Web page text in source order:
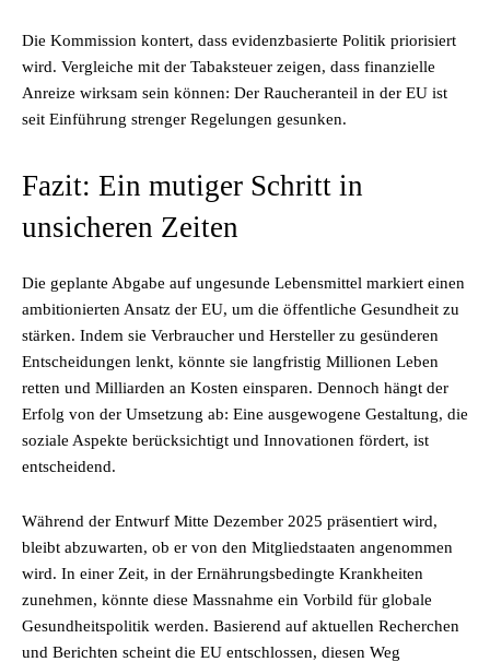
Die Kommission kontert, dass evidenzbasierte Politik priorisiert
wird. Vergleiche mit der Tabaksteuer zeigen, dass finanzielle
Anreize wirksam sein können: Der Raucheranteil in der EU ist
seit Einführung strenger Regelungen gesunken.
Fazit: Ein mutiger Schritt in
unsicheren Zeiten
Die geplante Abgabe auf ungesunde Lebensmittel markiert einen
ambitionierten Ansatz der EU, um die öffentliche Gesundheit zu
stärken. Indem sie Verbraucher und Hersteller zu gesünderen
Entscheidungen lenkt, könnte sie langfristig Millionen Leben
retten und Milliarden an Kosten einsparen. Dennoch hängt der
Erfolg von der Umsetzung ab: Eine ausgewogene Gestaltung, die
soziale Aspekte berücksichtigt und Innovationen fördert, ist
entscheidend.
Während der Entwurf Mitte Dezember 2025 präsentiert wird,
bleibt abzuwarten, ob er von den Mitgliedstaaten angenommen
wird. In einer Zeit, in der Ernährungsbedingte Krankheiten
zunehmen, könnte diese Massnahme ein Vorbild für globale
Gesundheitspolitik werden. Basierend auf aktuellen Recherchen
und Berichten scheint die EU entschlossen, diesen Weg